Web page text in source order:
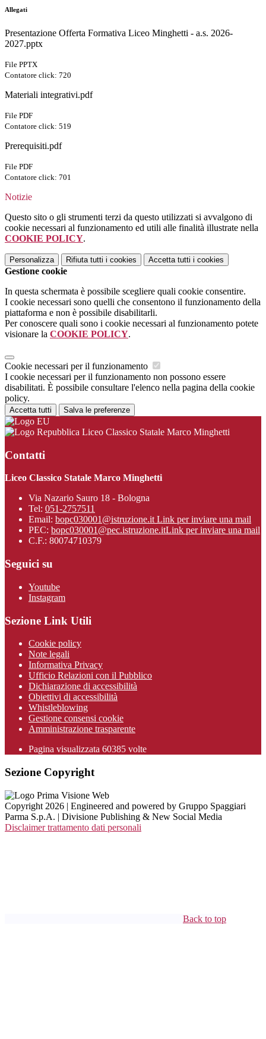
Allegati
Presentazione Offerta Formativa Liceo Minghetti - a.s. 2026-
2027.pptx
File PPTX
Contatore click: 720
Materiali integrativi.pdf
File PDF
Contatore click: 519
Prerequisiti.pdf
File PDF
Contatore click: 701
Notizie
Questo sito o gli strumenti terzi da questo utilizzati si avvalgono di
cookie necessari al funzionamento ed utili alle finalità illustrate nella
COOKIE POLICY.
Personalizza Rifiuta tutti i cookies Accetta tutti i cookies
Gestione cookie
In questa schermata è possibile scegliere quali cookie consentire.
I cookie necessari sono quelli che consentono il funzionamento della
piattaforma e non è possibile disabilitarli.
Per conoscere quali sono i cookie necessari al funzionamento potete
visionare la COOKIE POLICY.
Cookie necessari per il funzionamento
I cookie necessari per il funzionamento non possono essere
disabilitati. È possibile consultare l'elenco nella pagina della cookie
policy.
Accetta tutti Salva le preferenze
Liceo Classico Statale Marco Minghetti
Contatti
Liceo Classico Statale Marco Minghetti
Via Nazario Sauro 18 - Bologna
Tel: 051-2757511
Email: bopc030001@istruzione.itLink per inviare una mail
PEC: bopc030001@pec.istruzione.itLink per inviare una mail
C.F.: 80074710379
Seguici su
Youtube
Instagram
Sezione Link Utili
Cookie policy
Note legali
Informativa Privacy
Ufficio Relazioni con il Pubblico
Dichiarazione di accessibilità
Obiettivi di accessibilità
Whistleblowing
Gestione consensi cookie
Amministrazione trasparente
Pagina visualizzata 60385 volte
Sezione Copyright
Copyright 2026 | Engineered and powered by Gruppo Spaggiari
Parma S.p.A. | Divisione Publishing & New Social Media
Disclaimer trattamento dati personali
Back to top